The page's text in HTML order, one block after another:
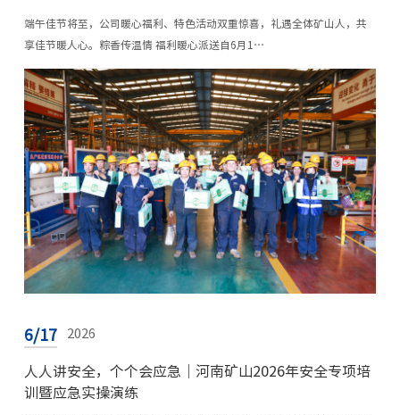
端午佳节将至，公司暖心福利、特色活动双重惊喜，礼遇全体矿山人，共
享佳节暖人心。粽香传温情 福利暖心派送自6月1…
6/17 2026
人人讲安全，个个会应急｜河南矿山2026年安全专项培
训暨应急实操演练